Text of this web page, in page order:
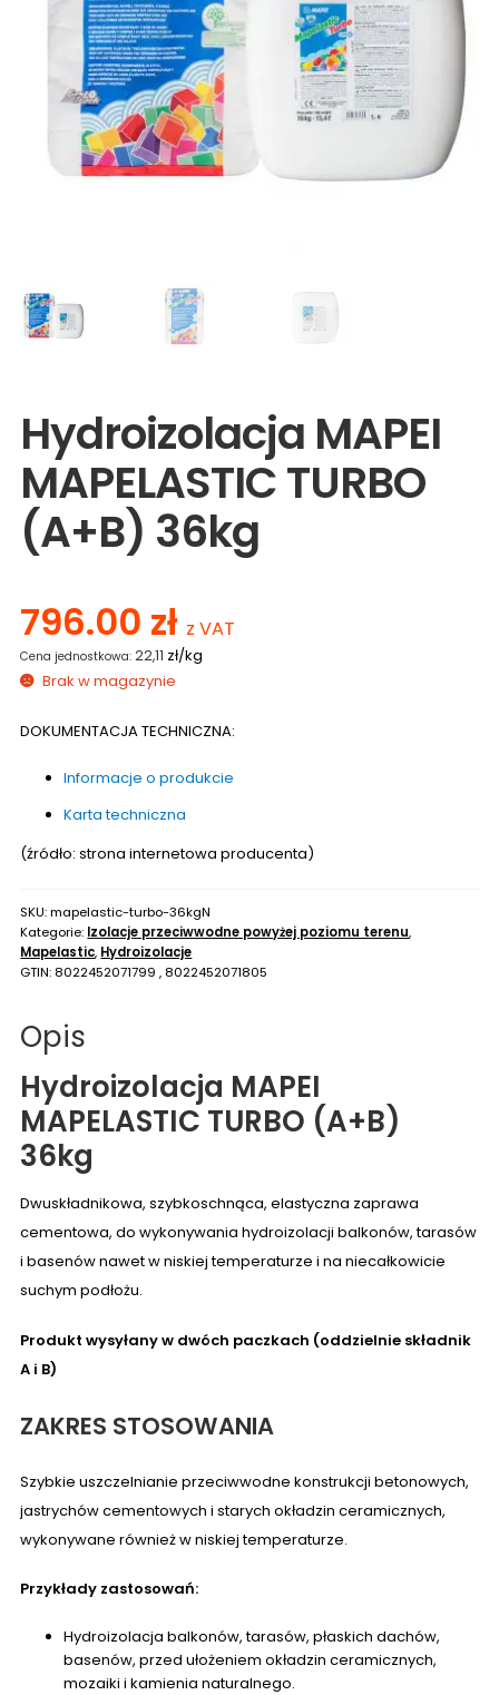
Wyprzedaże
Hydroizolacja MAPEI
MAPELASTIC TURBO
(A+B) 36kg
796.00 zł z VAT
22,11 zł/kg
Brak w magazynie
DOKUMENTACJA TECHNICZNA:
Informacje o produkcie
Karta techniczna
(źródło: strona internetowa producenta)
SKU:mapelastic-turbo-36kgN
Kategorie: Izolacje przeciwwodne powyżej poziomu terenu,
Mapelastic, Hydroizolacje
GTIN: 8022452071799 , 8022452071805
Opis
Hydroizolacja MAPEI
MAPELASTIC TURBO (A+B)
36kg
Dwuskładnikowa, szybkoschnąca, elastyczna zaprawa
cementowa, do wykonywania hydroizolacji balkonów, tarasów
i basenów nawet w niskiej temperaturze i na niecałkowicie
suchym podłożu.
Produkt wysyłany w dwóch paczkach (oddzielnie składnik
A i B)
ZAKRES STOSOWANIA
Szybkie uszczelnianie przeciwwodne konstrukcji betonowych,
jastrychów cementowych i starych okładzin ceramicznych,
wykonywane również w niskiej temperaturze.
Przykłady zastosowań:
Hydroizolacja balkonów, tarasów, płaskich dachów,
basenów, przed ułożeniem okładzin ceramicznych,
mozaiki i kamienia naturalnego.